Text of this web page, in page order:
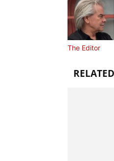
The Editor